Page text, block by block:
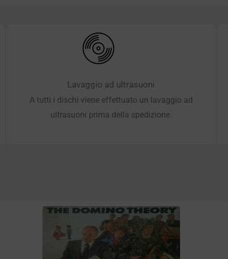
Lavaggio ad ultrasuoni
A tutti i dischi viene effettuato un lavaggio ad
ultrasuoni prima della spedizione.